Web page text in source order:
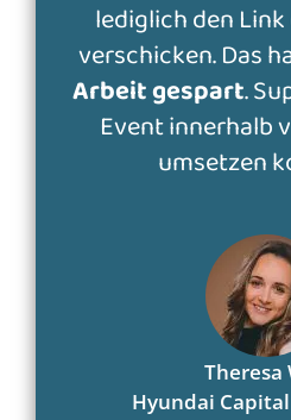
lediglich den
verschicken. Das
Arbeit gespart.
Event innerhalb
umsetzen
Theresa
Hyundai